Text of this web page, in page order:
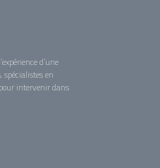
d’une
spécialistes en
intervenir dans